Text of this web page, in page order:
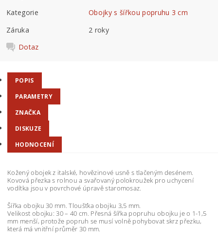
Kategorie
Obojky s šířkou popruhu 3 cm
Záruka
2 roky
Dotaz
POPIS
PARAMETRY
ZNAČKA
DISKUZE
HODNOCENÍ
Kožený obojek z italské, hovězinové usně s tlačeným desénem.
Kovová přezka s rolnou a svařovaný polokroužek pro uchycení
vodítka jsou v povrchové úpravě staromosaz.
Šířka obojku 30 mm. Tloušťka obojku 3,5 mm.
Velikost obojku: 30 – 40 cm. Přesná šířka popruhu obojku je o 1-1,5
mm menší, protože popruh se musí volně pohybovat skrz přezku,
která má vnitřní průměr 30 mm.